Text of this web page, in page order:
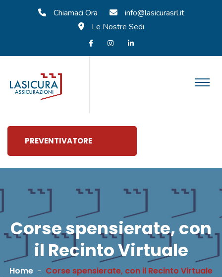
Chiamaci Ora
info@lasicurasrl.it
Le Nostre Sedi
PREVENTIVATORE
Corse spensierate, con
il Recinto Virtuale
Home Corse spensierate, con il Recinto Virtuale